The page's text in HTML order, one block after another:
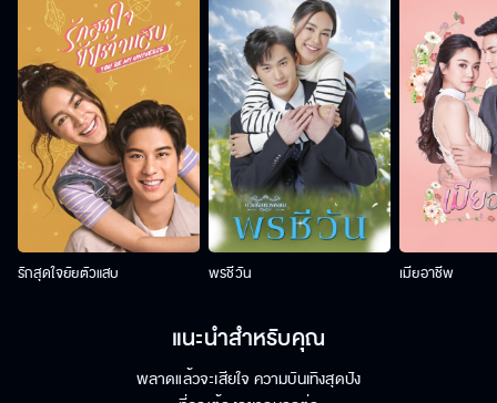
รักสุดใจยัยตัวแสบ พรชีวัน เมียอาชีพ
แนะนำสำหรับคุณ
พลาดแล้วจะเสียใจ ความบันเทิงสุดปัง